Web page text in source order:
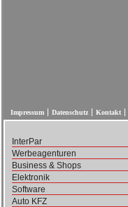
Impressum Datenschutz Kontakt
InterPar
Werbeagenturen
Business & Shops
Elektronik
Software
Auto KFZ